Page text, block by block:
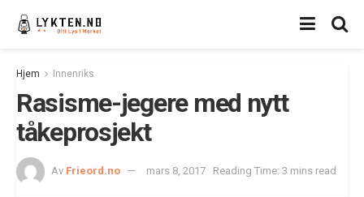
Hjem Innenriks
Rasisme-jegere med nytt
tåkeprosjekt
Av Frieord.no mars 8, 2017 Reading Time: 3 mins read